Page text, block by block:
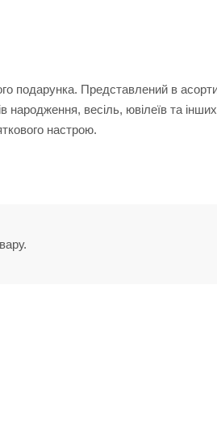
подарунка. Представлений в
народження, весіль, ювілеїв та інших
настрою.